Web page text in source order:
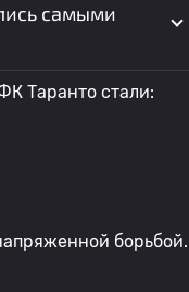
самыми
Таранто стали:
борьбой.